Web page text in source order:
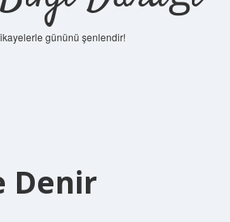
gününü şenlendir!
Denir